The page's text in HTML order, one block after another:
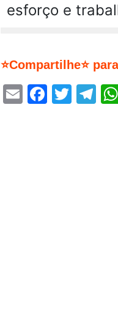
esforço e
⭐Compartilhe⭐
Email